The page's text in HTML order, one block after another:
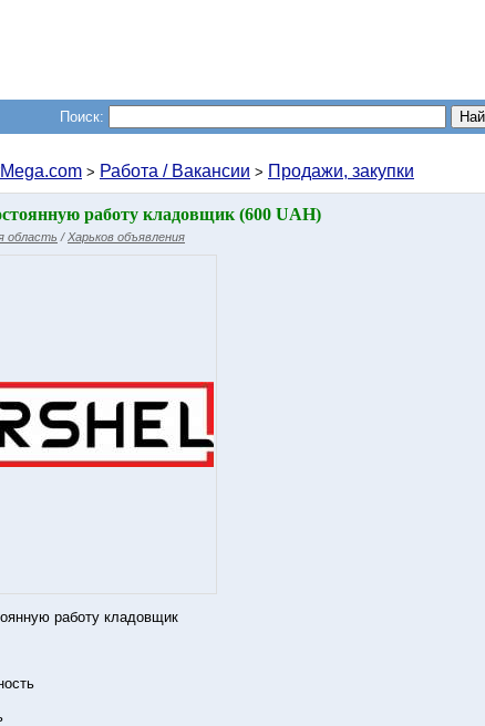
Поиск:
> Работа / Вакансии > Продажи, закупки
работу кладовщик (600 UAH)
область / Харьков объявления
работу кладовщик